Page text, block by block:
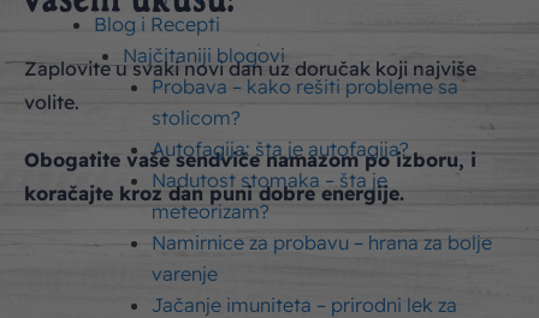
Blog i Recepti
Najčitaniji blogovi
Probava – kako rešiti probleme sa
stolicom?
Autofagija: šta je autofagija?
Nadutost stomaka – šta je
meteorizam?
Namirnice za probavu – hrana za bolje
varenje
Jačanje imuniteta – prirodni lek za
Zaplovite u svaki novi dan uz doručak koji najviše
volite.
Obogatite vaše sendviče namazom po izboru, i
koračajte kroz dan puni dobre energije.